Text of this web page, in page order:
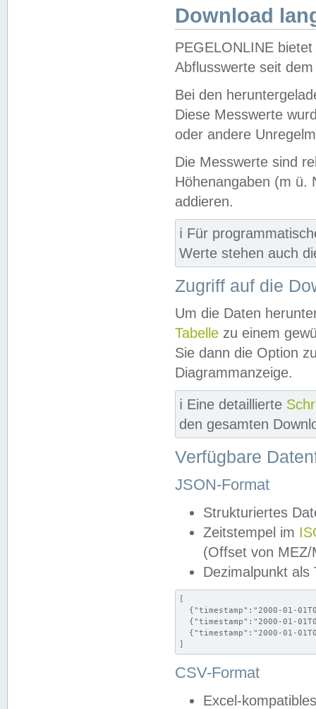
Download
PEGELONLINE
Abflusswerte seit
Bei den
Diese Messwerte
oder andere
Die Messwerte sind
Höhenangaben (m ü.
addieren.
ℹ️ Für
Werte stehen auch
Zugriff auf die
Um die Daten
Tabelle zu einem
Sie dann die Option
Diagrammanzeige.
ℹ️ Eine detaillierte
den gesamten
Verfügbare
JSON-Format
Strukturiertes
Zeitstempel im
(Offset von MEZ/
Dezimalpunkt als
[
{"timestamp":"2000-01-
{"timestamp":"2000-01-
{"timestamp":"2000-01-
]
CSV-Format
Excel-